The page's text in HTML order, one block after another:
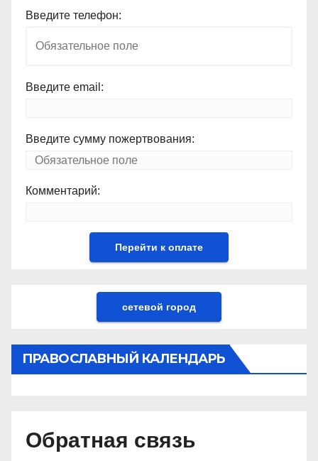
Введите телефон:
Введите email:
Введите сумму пожертвования:
Комментарий:
сетевой город
ПРАВОСЛАВНЫЙ КАЛЕНДАРЬ
Обратная связь